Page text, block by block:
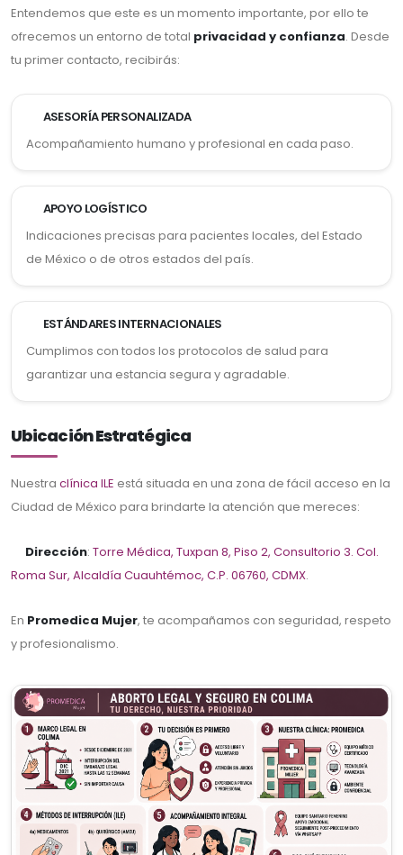
Entendemos que este es un momento importante, por ello te
ofrecemos un entorno de total privacidad y confianza. Desde
tu primer contacto, recibirás:
ASESORÍA PERSONALIZADA
Acompañamiento humano y profesional en cada paso.
APOYO LOGÍSTICO
Indicaciones precisas para pacientes locales, del Estado
de México o de otros estados del país.
ESTÁNDARES INTERNACIONALES
Cumplimos con todos los protocolos de salud para
garantizar una estancia segura y agradable.
Ubicación Estratégica
Nuestra clínica ILE está situada en una zona de fácil acceso en la
Ciudad de México para brindarte la atención que mereces:
Dirección:Torre Médica, Tuxpan 8, Piso 2, Consultorio 3. Col.
Roma Sur, Alcaldía Cuauhtémoc, C.P. 06760, CDMX.
En Promedica Mujer, te acompañamos con seguridad, respeto
y profesionalismo.